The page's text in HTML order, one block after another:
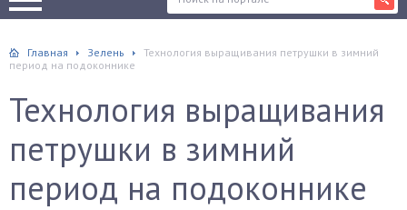
Главная Зелень
Технология выращивания петрушки в зимний
период на подоконнике
Технология выращивания
петрушки в зимний
период на подоконнике